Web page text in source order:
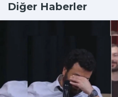
Diğer Haberler